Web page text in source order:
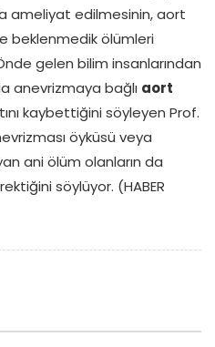
ameliyat edilmesinin, aort
beklenmedik ölümleri
gelen bilim insanlarından
anevrizmaya bağlı aort
kaybettiğini söyleyen Prof.
öyküsü veya
ani ölüm olanların da
söylüyor. (HABER